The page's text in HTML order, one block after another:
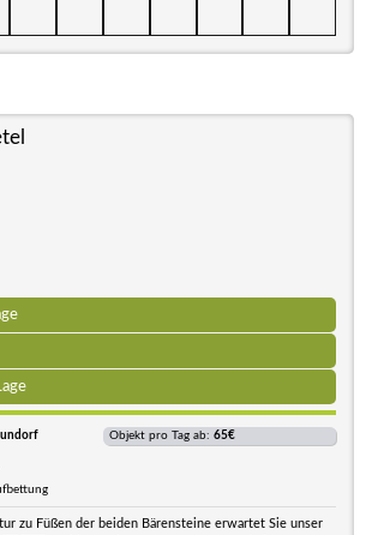
Objekt pro Tag ab: 65€
zu Füßen der beiden Bärensteine erwartet Sie unser